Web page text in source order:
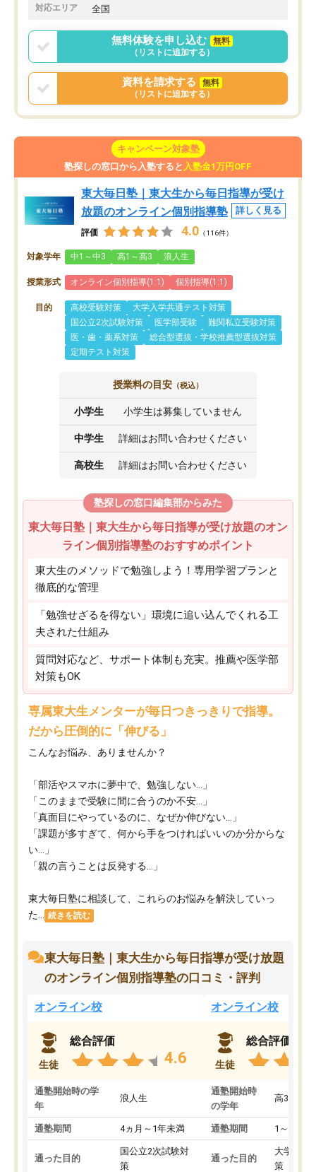
対応エリア 全国
無料体験を申し込む
無料
（リストに追加する）
資料を請求する
無料
（リストに追加する）
キャンペーン対象塾
塾探しの窓口から入塾すると 入塾金1万円OFF
東大毎日塾｜東大生から毎日指導が受け
放題のオンライン個別指導塾
詳しく見る
評価 4.0 （116件）
対象学年 中1～中3 高1～高3 浪人生
授業形式 オンライン個別指導(1:1) 個別指導(1:1)
目的 高校受験対策
大学入学共通テスト対策
国公立2次試験対策
医学部受験
難関私立受験対策
医・歯・薬系対策
総合型選抜・学校推薦型選抜対策
定期テスト対策
授業料の目安 （税込）
小学生 小学生は募集していません
中学生 詳細はお問い合わせください
高校生 詳細はお問い合わせください
塾探しの窓口編集部からみた
東大毎日塾｜東大生から毎日指導が受け放題のオン
ライン個別指導塾のおすすめポイント
東大生のメソッドで勉強しよう！専用学習プランと
徹底的な管理
「勉強せざるを得ない」環境に追い込んでくれる工
夫された仕組み
質問対応など、サポート体制も充実。推薦や医学部
対策もOK
専属東大生メンターが毎日つきっきりで指導。
だから圧倒的に「伸びる」
こんなお悩み、ありませんか？
「部活やスマホに夢中で、勉強しない…」
「このままで受験に間に合うのか不安…」
「真面目にやっているのに、なぜか伸びない…」
「課題が多すぎて、何から手をつければいいのか分からな
い…」
「親の言うことは反発する…」
東大毎日塾に相談して、これらのお悩みを解決していっ
た...
続きを読む
東大毎日塾｜東大生から毎日指導が受け放題
のオンライン個別指導塾の口コミ・評判
オンライン校
生徒
総合評価
4.6
通塾開始時の学
年
浪人生
通塾期間 4ヵ月～1年未満
通った目的
国公立2次試験対
策
オンライン校
生徒
総合評価
通塾開始時
の学年
高3
通塾期間 1～3ヵ月
通った目的
大学入学
策